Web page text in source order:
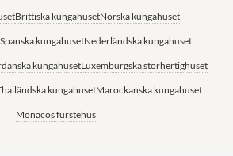
Brittiska kungahusetNorska kungahuset
Spanska kungahusetNederländska kungahuset
kungahusetLuxemburgska storhertighuset
kungahusetMarockanska kungahuset
Monacos furstehus